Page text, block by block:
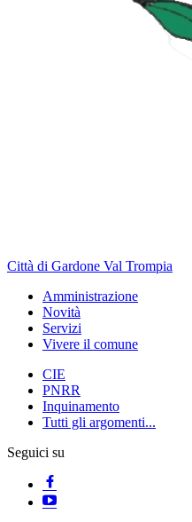
Città di Gardone Val Trompia
Amministrazione
Novità
Servizi
Vivere il comune
CIE
PNRR
Inquinamento
Tutti gli argomenti...
Seguici su